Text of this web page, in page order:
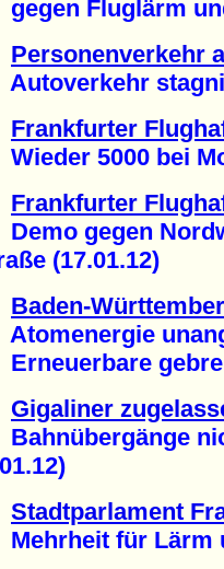
Fluglärm
Personenverkehr
Frankfurter
5000 bei
Frankfurter
gegen
(17.01.12)
Baden-
Gigaliner
Stadtparlament
für Lärm